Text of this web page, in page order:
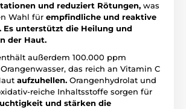
und reduziert Rötungen, was
Wahl für empfindliche und reaktive
Es unterstützt die Heilung und
der Haut.
außerdem 100.000 ppm
das reich an Vitamin C
aufzuhellen. Orangenhydrolat und
reiche Inhaltsstoffe sorgen für
und stärken die